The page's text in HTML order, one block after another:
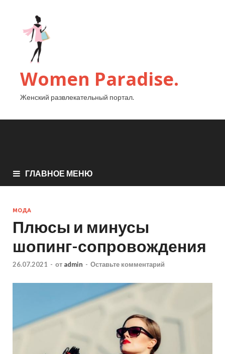
Women Paradise.
Женский развлекательный портал.
ГЛАВНОЕ МЕНЮ
МОДА
Плюсы и минусы
шопинг-сопровождения
26.07.2021 - от admin - Оставьте комментарий